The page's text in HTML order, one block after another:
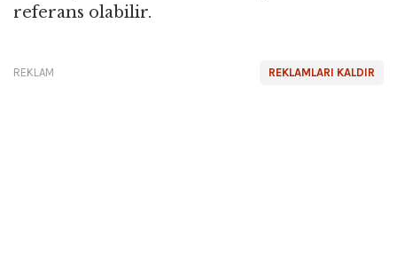
referans olabilir.
REKLAMLARI KALDIR
REKLAM